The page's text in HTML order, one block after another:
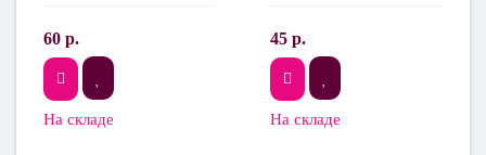
60 р.
На складе
45 р.
На складе